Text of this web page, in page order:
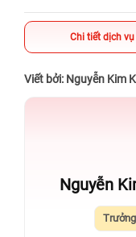
Chi tiết dịch vụ
Viết bởi: Nguyễn Kim
Nguyễn